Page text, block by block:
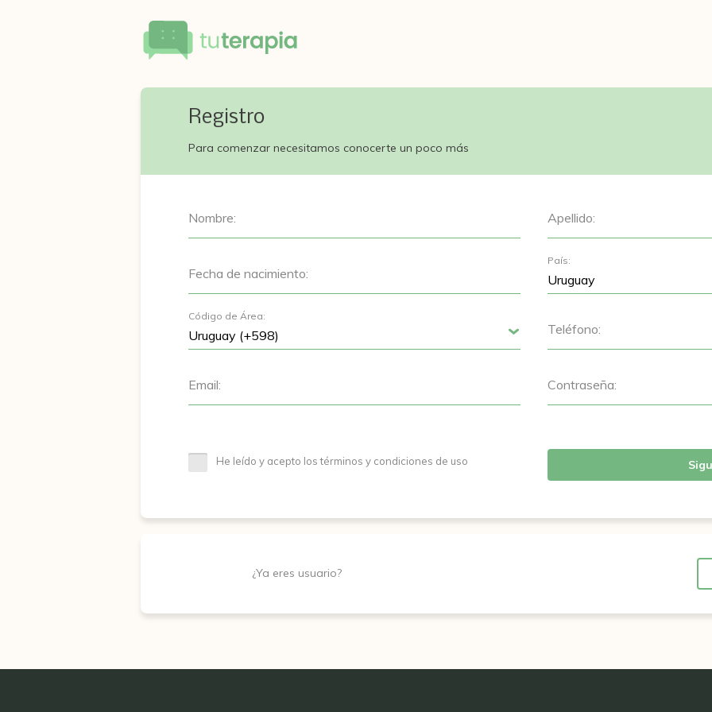
Registro
Para comenzar necesitamos conocerte un poco más
Nombre: Apellido:
Fecha de nacimiento:
País:
Código de Área:
Teléfono:
Email: Contraseña:
He leído y acepto los términos y condiciones de uso
¿Ya eres usuario?